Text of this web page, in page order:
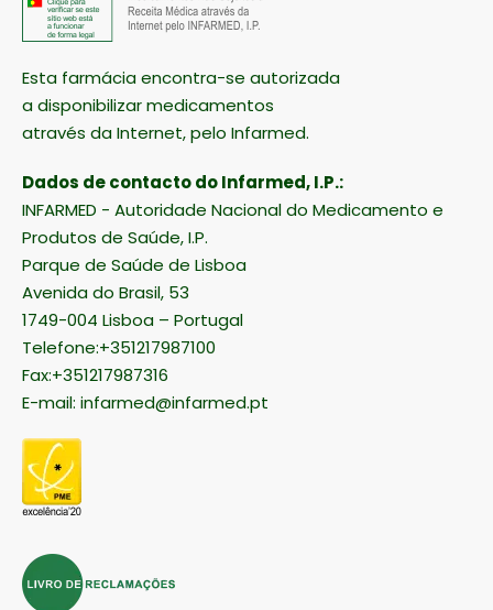
a disponibilizar medicamentos
através da Internet, pelo Infarmed.
Dados de contacto do Infarmed, I.P.:
INFARMED - Autoridade Nacional do Medicamento e
Produtos de Saúde, I.P.
Parque de Saúde de Lisboa
Avenida do Brasil, 53
1749-004 Lisboa – Portugal
Telefone:+351217987100
Fax:+351217987316
E-mail: infarmed@infarmed.pt